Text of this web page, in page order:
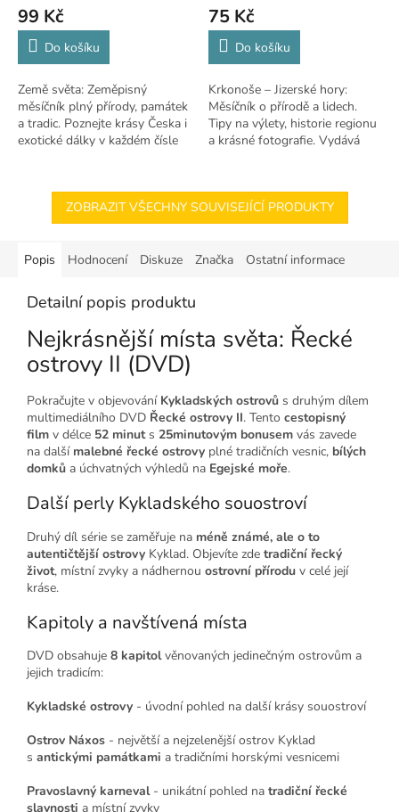
99 Kč
Do košíku
Země světa: Zeměpisný
měsíčník plný přírody, památek
a tradic. Poznejte krásy Česka i
exotické dálky v každém čísle
75 Kč
Do košíku
Krkonoše – Jizerské hory:
Měsíčník o přírodě a lidech.
Tipy na výlety, historie regionu
a krásné fotografie. Vydává
ZOBRAZIT VŠECHNY SOUVISEJÍCÍ PRODUKTY
Popis Hodnocení Diskuze Značka Ostatní informace
Detailní popis produktu
Nejkrásnější místa světa: Řecké
ostrovy II (DVD)
Pokračujte v objevování Kykladských ostrovů s druhým dílem
multimediálního DVD Řecké ostrovy II. Tento cestopisný
film v délce 52 minut s 25minutovým bonusem vás zavede
na další malebné řecké ostrovy plné tradičních vesnic, bílých
domků a úchvatných výhledů na Egejské moře.
Další perly Kykladského souostroví
Druhý díl série se zaměřuje na méně známé, ale o to
autentičtější ostrovy Kyklad. Objevíte zde tradiční řecký
život, místní zvyky a nádhernou ostrovní přírodu v celé její
kráse.
Kapitoly a navštívená místa
DVD obsahuje 8 kapitol věnovaných jedinečným ostrovům a
jejich tradicím:
Kykladské ostrovy - úvodní pohled na další krásy souostroví
Ostrov Náxos - největší a nejzelenější ostrov Kyklad
s antickými památkami a tradičními horskými vesnicemi
Pravoslavný karneval - unikátní pohled na tradiční řecké
slavnosti a místní zvyky